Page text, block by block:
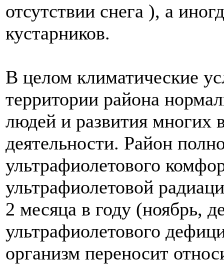
отсутствии снега ), а
кустарников.
В целом климатические
территории района
людей и развития многих
деятельности. Район
ультрафиолетового
ультрафиолетовой
2 месяца в году (ноябрь,
ультрафиолетового
организм переносит